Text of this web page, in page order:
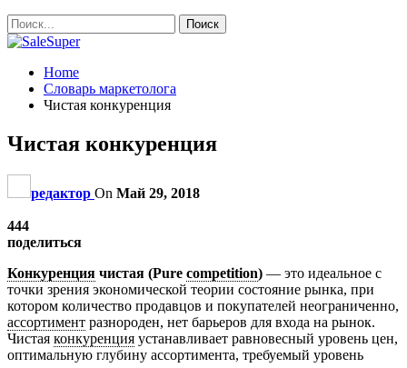
Home
Словарь маркетолога
Чистая конкуренция
Чистая конкуренция
редактор On Май 29, 2018
444
поделиться
Конкуренция чистая (Pure competition) — это идеальное с
точки зрения экономической теории состояние рынка, при
котором количество продавцов и покупателей неограниченно,
ассортимент разнороден, нет барьеров для входа на рынок.
Чистая конкуренция устанавливает равновесный уровень цен,
оптимальную глубину ассортимента, требуемый уровень